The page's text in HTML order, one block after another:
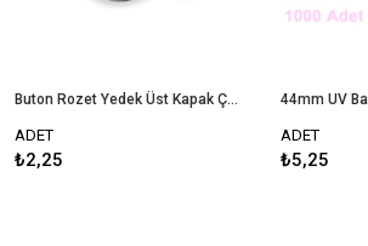
Buton Rozet Yedek Üst Kapak Çap 58 mm
ADET
₺2,25
ADET
₺5,25